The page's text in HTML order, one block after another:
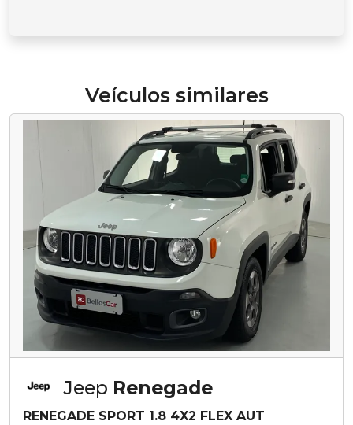
Veículos similares
Jeep Renegade
RENEGADE SPORT 1.8 4X2 FLEX AUT